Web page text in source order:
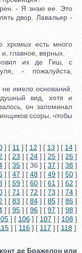
- Я знаю ее. Это
двор. Лавальер -
есть много
главное, верных.
их де Гиш, с
- пожалуйста,
имело оснований.
вид, хотя и
он запоминал
ссоры, чтобы
] [ 11 ] [ 12 ] [ 13 ] [ 14 ]
] [ 23 ] [ 24 ] [ 25 ] [ 26 ]
] [ 35 ] [ 36 ] [ 37 ] [ 38 ]
] [ 47 ] [ 48 ] [ 49 ] [ 50 ]
] [ 59 ] [ 60 ] [ 61 ] [ 62 ]
] [ 71 ] [ 72 ] [ 73 ] [ 74 ]
] [ 83 ] [ 84 ] [ 85 ] [ 86 ]
] [ 95 ] [ 96 ] [ 97 ] [ 98 ]
] [ 106 ] [ 107 ] [ 108 ]
] [ 116 ] [ 117 ] [ 118 ]
де Бражелон или